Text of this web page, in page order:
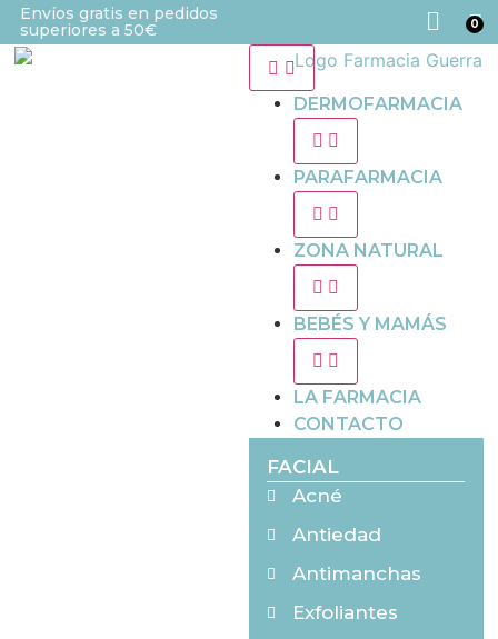
Envíos gratis en pedidos
superiores a 50€
0
DERMOFARMACIA
PARAFARMACIA
ZONA NATURAL
BEBÉS Y MAMÁS
LA FARMACIA
CONTACTO
FACIAL
Acné
Antiedad
Antimanchas
Exfoliantes